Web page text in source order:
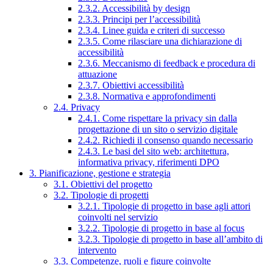
2.3.2. Accessibilità by design
2.3.3. Principi per l’accessibilità
2.3.4. Linee guida e criteri di successo
2.3.5. Come rilasciare una dichiarazione di
accessibilità
2.3.6. Meccanismo di feedback e procedura di
attuazione
2.3.7. Obiettivi accessibilità
2.3.8. Normativa e approfondimenti
2.4. Privacy
2.4.1. Come rispettare la privacy sin dalla
progettazione di un sito o servizio digitale
2.4.2. Richiedi il consenso quando necessario
2.4.3. Le basi del sito web: architettura,
informativa privacy, riferimenti DPO
3. Pianificazione, gestione e strategia
3.1. Obiettivi del progetto
3.2. Tipologie di progetti
3.2.1. Tipologie di progetto in base agli attori
coinvolti nel servizio
3.2.2. Tipologie di progetto in base al focus
3.2.3. Tipologie di progetto in base all’ambito di
intervento
3.3. Competenze, ruoli e figure coinvolte